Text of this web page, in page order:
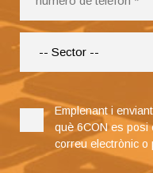
Emplenant i
què 6CON es posi
correu electrònic o